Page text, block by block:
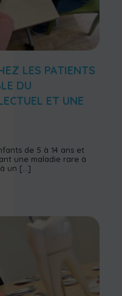
LES PATIENTS
DU
ET UNE
de 5 à 14 ans et
une maladie rare à
un […]